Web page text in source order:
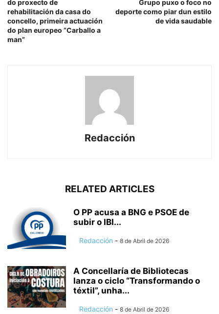
do proxecto de
rehabilitación da casa do
concello, primeira actuación
do plan europeo “Carballo a
man”
Grupo puxo o foco no
deporte como piar dun estilo
de vida saudable
Redacción
RELATED ARTICLES
O PP acusa a BNG e PSOE de
subir o IBI...
Redacción - 8 de Abril de 2026
A Concellaría de Bibliotecas
lanza o ciclo “Transformando o
téxtil”, unha...
Redacción - 8 de Abril de 2026